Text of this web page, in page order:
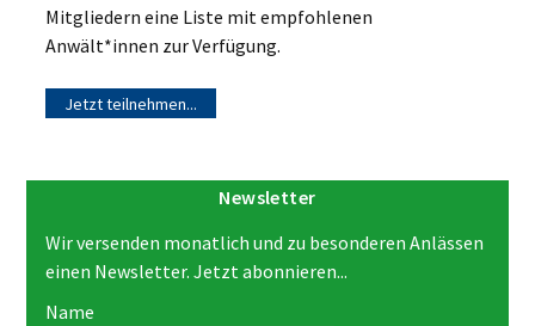
Mitgliedern eine Liste mit empfohlenen
Anwält*innen zur Verfügung.
Jetzt teilnehmen...
Newsletter
Wir versenden monatlich und zu besonderen Anlässen
einen Newsletter. Jetzt abonnieren...
Name